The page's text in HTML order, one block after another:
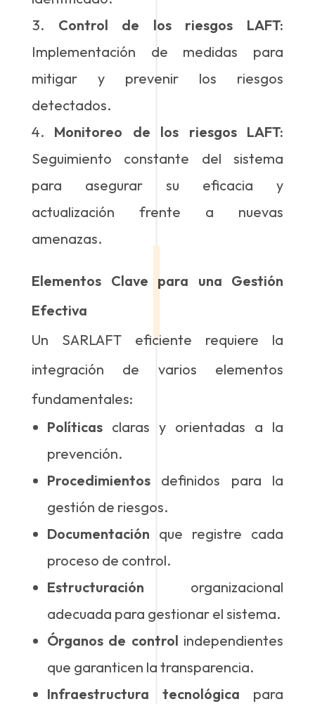
Control de los riesgos LAFT:
Implementación de medidas para
mitigar y prevenir los riesgos
detectados.
Monitoreo de los riesgos LAFT:
Seguimiento constante del sistema
para asegurar su eficacia y
actualización frente a nuevas
amenazas.
Elementos Clave para una Gestión
Efectiva
Un SARLAFT eficiente requiere la
integración de varios elementos
fundamentales:
Políticas claras y orientadas a la
prevención.
Procedimientos definidos para la
gestión de riesgos.
Documentación que registre cada
proceso de control.
Estructuración organizacional
adecuada para gestionar el sistema.
Órganos de control independientes
que garanticen la transparencia.
Infraestructura tecnológica para